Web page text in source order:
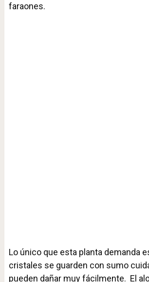
faraones.
Lo único que esta planta demanda
cristales se guarden con sumo
pueden dañar muy fácilmente. El